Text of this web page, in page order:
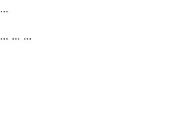
...
... ... ...